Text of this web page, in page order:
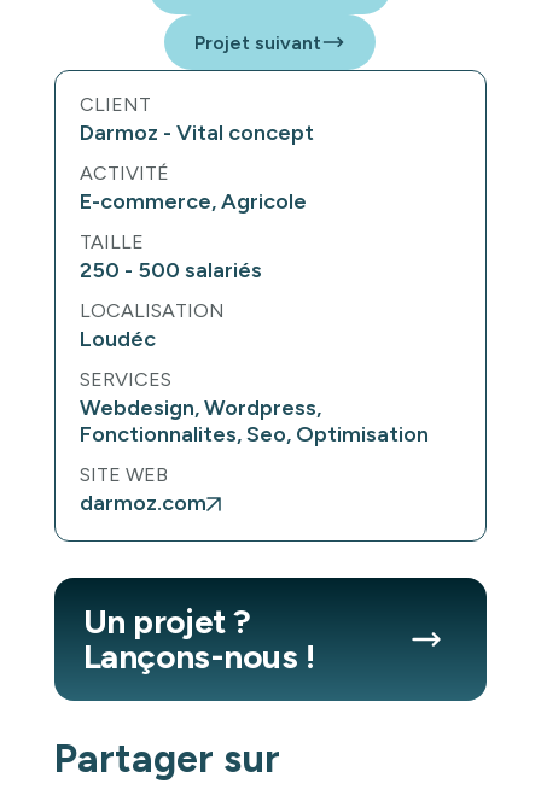
CLIENT
Darmoz - Vital concept
ACTIVITÉ
E-commerce, Agricole
TAILLE
250 - 500 salariés
LOCALISATION
Loudéc
SERVICES
Webdesign, Wordpress,
Fonctionnalites, Seo, Optimisation
SITE WEB
darmoz.com
Un projet ?
Lançons-nous !
Partager sur
Projet suivant